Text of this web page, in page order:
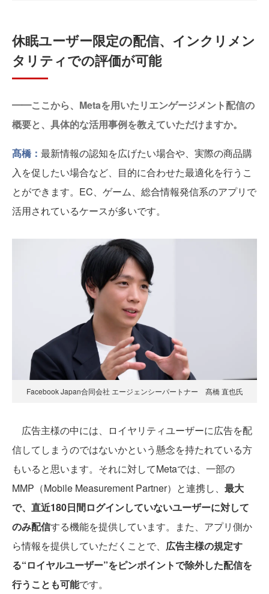
休眠ユーザー限定の配信、インクリメン
タリティでの評価が可能
━━ここから、Metaを用いたリエンゲージメント配信の
概要と、具体的な活用事例を教えていただけますか。
髙橋： 最新情報の認知を広げたい場合や、実際の商品購
入を促したい場合など、目的に合わせた最適化を行うこ
とができます。EC、ゲーム、総合情報発信系のアプリで
活用されているケースが多いです。
Facebook Japan合同会社 エージェンシーパートナー 髙橋 直也氏
広告主様の中には、ロイヤリティユーザーに広告を配
信してしまうのではないかという懸念を持たれている方
もいると思います。それに対してMetaでは、一部の
MMP（Mobile Measurement Partner）と連携し、 最大
で、直近180日間ログインしていないユーザーに対して
のみ配信する機能を提供しています。また、アプリ側か
ら情報を提供していただくことで、 広告主様の規定す
る“ロイヤルユーザー”をピンポイントで除外した配信を
行うことも可能です。